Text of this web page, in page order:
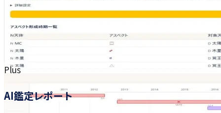
Plus
AI鑑定レポート